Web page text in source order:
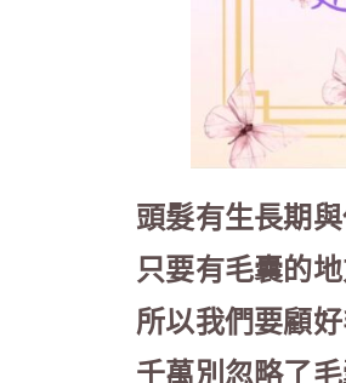
頭髮有生長期
只要有毛囊的
所以我們要顧
千萬別忽略了毛